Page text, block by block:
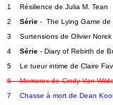
1    Résilience de Julia M. Tean
2 Série -  The Lying Game
3    Surtensions de Olivier
4 Série - Diary of Rebirth de
5    Le tueur intime de Claire
6    Memorex de Cindy Van
7    Chasse à mort de Dean